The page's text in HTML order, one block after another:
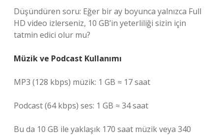
Düşündüren soru: Eğer bir ay boyunca yalnızca Full
HD video izlerseniz, 10 GB’in yeterliliği sizin için
tatmin edici olur mu?
Müzik ve Podcast Kullanımı
MP3 (128 kbps) müzik: 1 GB ≈ 17 saat
Podcast (64 kbps) ses: 1 GB ≈ 34 saat
Bu da 10 GB ile yaklaşık 170 saat müzik veya 340